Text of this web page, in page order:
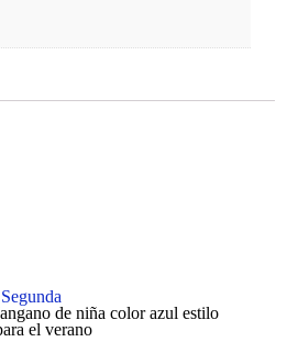
de niña color azul estilo
el verano